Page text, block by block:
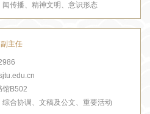
闻传播、精神文明、意识形态
副主任
馆B502
综合协调、文稿及公文、重要活动